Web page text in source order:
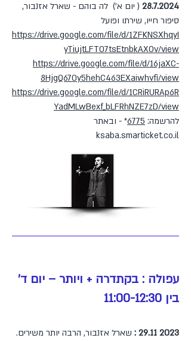
28.7.2024 ( יום א') לה בוהם - שארל אזנבור,
סיפור חייו, שירתו ופועל
https://drive.google.com/file/d/1ZFKNSXhqyI
yTiujtLFT07tsEtnbkAXOv/view
https://drive.google.com/file/d/16jaXC-
8HjgQ670y5hehC463EXaiwhvfi/view
https://drive.google.com/file/d/1CRiRURAp6R
YadMLwBexf_bLFRhNZE7zD/view
להרשמה: 6775* - ובאתר
ksaba.smarticket.co.il
עפולה : בקתדרה + ויותר – יום ד'
בין 11:00-12:30
2023 29.11
: שארל אזנבור, הרבה יותר משירים.